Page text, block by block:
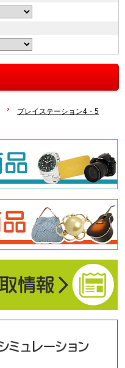
プレイステーション4・5